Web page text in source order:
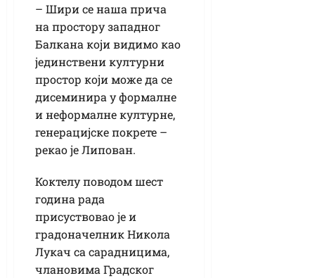
– Шири се наша прича
на простору западног
Балкана који видимо као
јединствени културни
простор који може да се
дисеминира у формалне
и неформалне културне,
генерацијске покрете –
рекао је Липован.
Коктелу поводом шест
година рада
присуствовао је и
градоначелник Никола
Лукач са сарадницима,
члановима Градског